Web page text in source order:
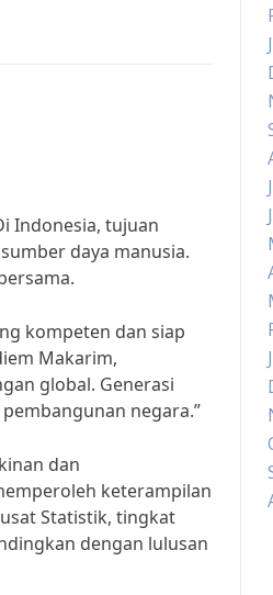
Indonesia, tujuan
daya manusia.
kompeten dan siap
Makarim,
global. Generasi
negara.”
dan
keterampilan
Statistik, tingkat
dengan lulusan